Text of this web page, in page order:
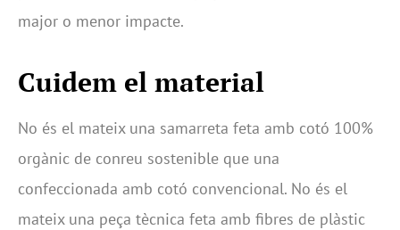
major o menor impacte.
Cuidem el material
No és el mateix una samarreta feta amb cotó 100%
orgànic de conreu sostenible que una
confeccionada amb cotó convencional. No és el
mateix una peça tècnica feta amb fibres de plàstic